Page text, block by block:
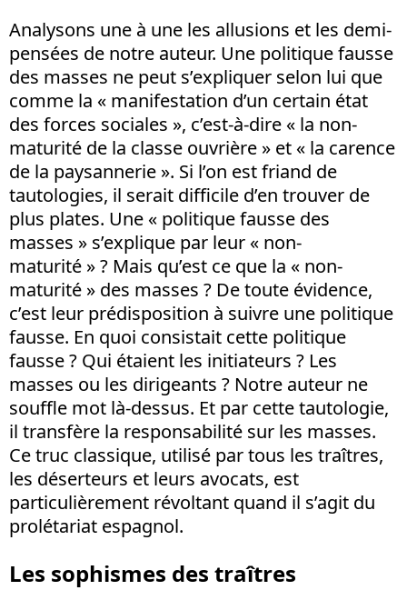
Analysons une à une les allusions et les demi-
pensées de notre auteur. Une politique fausse
des masses ne peut s’expliquer selon lui que
comme la « manifestation d’un certain état
des forces sociales », c’est-à-dire « la non-
maturité de la classe ouvrière » et « la carence
de la paysannerie ». Si l’on est friand de
tautologies, il serait difficile d’en trouver de
plus plates. Une « politique fausse des
masses » s’explique par leur « non-
maturité » ? Mais qu’est ce que la « non-
maturité » des masses ? De toute évidence,
c’est leur prédisposition à suivre une politique
fausse. En quoi consistait cette politique
fausse ? Qui étaient les initiateurs ? Les
masses ou les dirigeants ? Notre auteur ne
souffle mot là-dessus. Et par cette tautologie,
il transfère la responsabilité sur les masses.
Ce truc classique, utilisé par tous les traîtres,
les déserteurs et leurs avocats, est
particulièrement révoltant quand il s’agit du
prolétariat espagnol.
Les sophismes des traîtres